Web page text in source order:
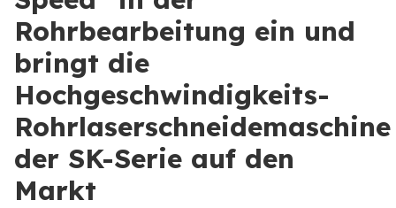
Rohrbearbeitung ein und
bringt die
Hochgeschwindigkeits-
Rohrlaserschneidemaschine
der SK-Serie auf den
Markt